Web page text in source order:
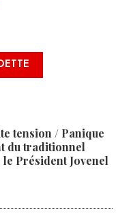
tension / Panique
du traditionnel
Président Jovenel